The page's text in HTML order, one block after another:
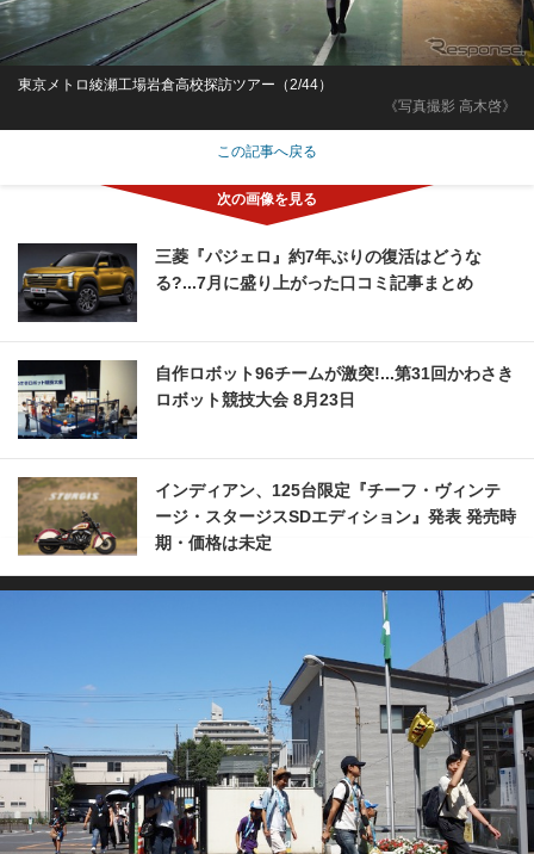
《写真撮影 高木啓》
東京メトロ綾瀬工場岩倉高校探訪ツアー（2/44）
この記事へ戻る
三菱『パジェロ』約7年ぶりの復活はどうな
る?...7月に盛り上がった口コミ記事まとめ
自作ロボット96チームが激突!...第31回かわさき
ロボット競技大会 8月23日
インディアン、125台限定『チーフ・ヴィンテ
ージ・スタージスSDエディション』発表 発売時
期・価格は未定